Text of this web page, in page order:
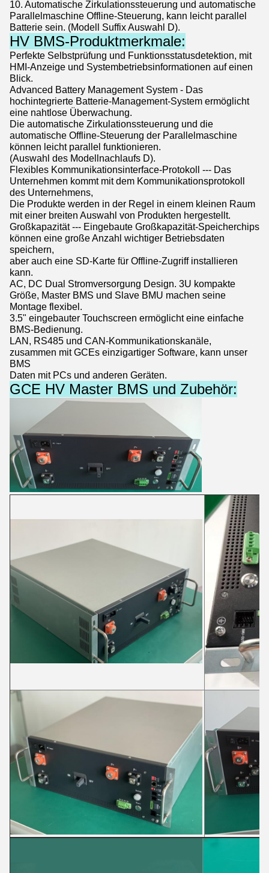
10. Automatische Zirkulationssteuerung und automatische
Parallelmaschine Offline-Steuerung, kann leicht parallel
Batterie sein. (Modell Suffix Auswahl D).
HV BMS-Produktmerkmale:
Perfekte Selbstprüfung und Funktionsstatusdetektion, mit
HMI-Anzeige und Systembetriebsinformationen auf einen
Blick.
Advanced Battery Management System - Das
hochintegrierte Batterie-Management-System ermöglicht
eine nahtlose Überwachung.
Die automatische Zirkulationssteuerung und die
automatische Offline-Steuerung der Parallelmaschine
können leicht parallel funktionieren.
(Auswahl des Modellnachlaufs D).
Flexibles Kommunikationsinterface-Protokoll --- Das
Unternehmen kommt mit dem Kommunikationsprotokoll
des Unternehmens,
Die Produkte werden in der Regel in einem kleinen Raum
mit einer breiten Auswahl von Produkten hergestellt.
Großkapazität --- Eingebaute Großkapazität-Speicherchips
können eine große Anzahl wichtiger Betriebsdaten
speichern,
aber auch eine SD-Karte für Offline-Zugriff installieren
kann.
AC, DC Dual Stromversorgung Design. 3U kompakte
Größe, Master BMS und Slave BMU machen seine
Montage flexibel.
3.5" eingebauter Touchscreen ermöglicht eine einfache
BMS-Bedienung.
LAN, RS485 und CAN-Kommunikationskanäle,
zusammen mit GCEs einzigartiger Software, kann unser
BMS
Daten mit PCs und anderen Geräten.
GCE HV Master BMS und Zubehör: